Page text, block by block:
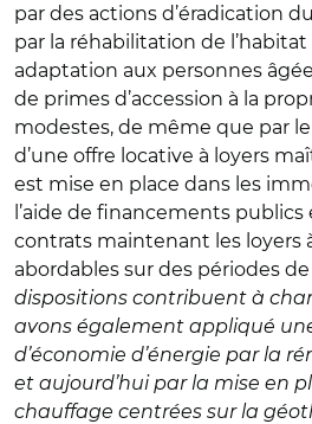
par des actions d’éradication
par la réhabilitation de
adaptation aux personnes
de primes d’accession à la
modestes, de même que par
d’une offre locative à loyers
est mise en place dans les
l’aide de financements publics
contrats maintenant les loyers
abordables sur des périodes de
dispositions contribuent à
avons également appliqué
d’économie d’énergie par la
et aujourd’hui par la mise en
chauffage centrées sur la